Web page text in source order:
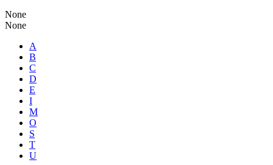
None
None
A
B
C
D
E
I
M
O
S
T
U